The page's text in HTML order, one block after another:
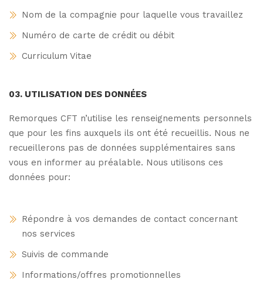
Nom de la compagnie pour laquelle vous travaillez
Numéro de carte de crédit ou débit
Curriculum Vitae
03. UTILISATION DES DONNÉES
Remorques CFT n’utilise les renseignements personnels
que pour les fins auxquels ils ont été recueillis. Nous ne
recueillerons pas de données supplémentaires sans
vous en informer au préalable. Nous utilisons ces
données pour:
Répondre à vos demandes de contact concernant
nos services
Suivis de commande
Informations/offres promotionnelles